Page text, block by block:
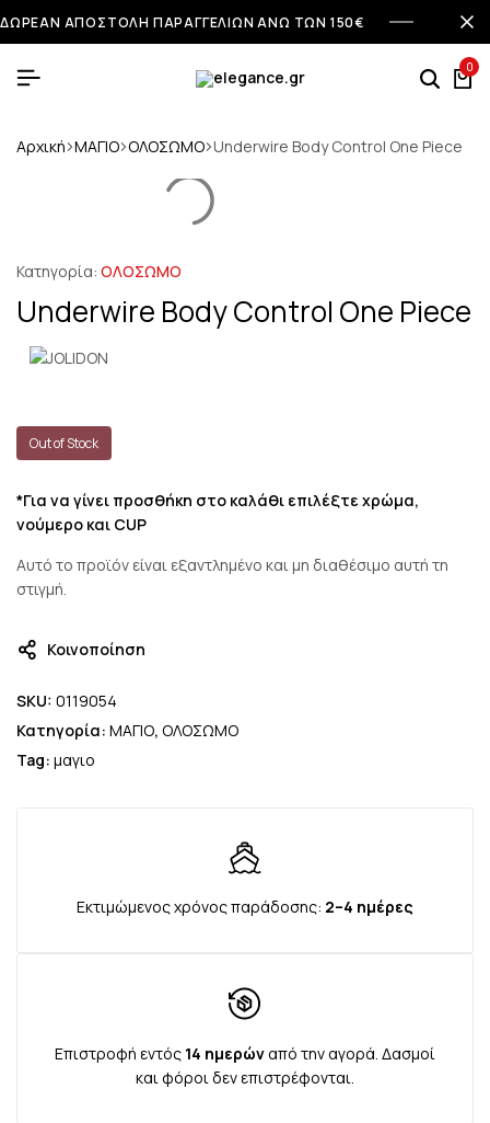
ΔΩΡΕΑΝ ΑΠΟΣΤΟΛΗ ΠΑΡΑΓΓΕΛΙΩΝ ΑΝΩ ΤΩΝ 150€
0
Αρχική ΜΑΓΙΟ ΟΛΟΣΩΜΟ Underwire Body Control One Piece
Κατηγορία: ΟΛΟΣΩΜΟ
Underwire Body Control One Piece
Out of Stock
*Για να γίνει προσθήκη στο καλάθι επιλέξτε χρώμα,
νούμερο και CUP
Αυτό το προϊόν είναι εξαντλημένο και μη διαθέσιμο αυτή τη
στιγμή.
Κοινοποίηση
SKU: 0119054
Κατηγορία: ΜΑΓΙΟ, ΟΛΟΣΩΜΟ
Tag: μαγιο
Εκτιμώμενος χρόνος παράδοσης: 2–4 ημέρες
Επιστροφή εντός 14 ημερώναπό την αγορά. Δασμοί
και φόροι δεν επιστρέφονται.